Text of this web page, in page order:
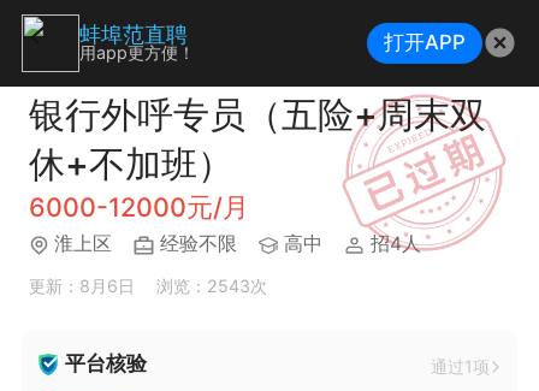
银行外呼专员（五险+周末双
休+不加班）
6000-12000元/月
淮上区 经验不限 高中 招4人
更新：8月6日 浏览：2543次
平台核验 通过1项
蚌埠范直聘
用app更方便！ 打开APP